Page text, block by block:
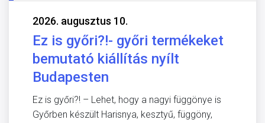
2026. augusztus 10.
Ez is győri?!- győri termékeket
bemutató kiállítás nyílt
Budapesten
Ez is győri?! – Lehet, hogy a nagyi függönye is
Győrben készült Harisnya, kesztyű, függöny,